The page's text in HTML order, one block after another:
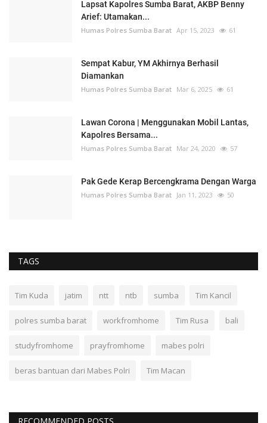
Lapsat Kapolres Sumba Barat, AKBP Benny
Arief: Utamakan...
Humas Polres Sumba Barat Apr 15, 2023 61
Sempat Kabur, YM Akhirnya Berhasil
Diamankan
Humas Polres Sumba Barat Mar 6, 2025 61
Lawan Corona | Menggunakan Mobil Lantas,
Kapolres Bersama...
Humas Polres Sumba Barat Mar 24, 2020 57
Pak Gede Kerap Bercengkrama Dengan Warga
Humas Polres Sumba Barat Jan 11, 2023 50
TAGS
Tim Kuda jatim ntt ntb sumba Tim Kancil
polres sumba barat workfromhome Tim Rusa bali
studyfromhome prayfromhome mabes polri
beras bantuan dari Mabes Polri Tim Macan